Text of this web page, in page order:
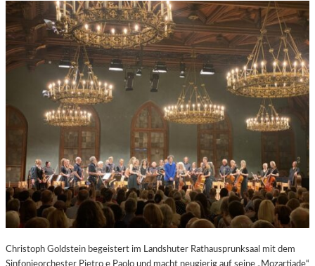
Christoph Goldstein begeistert im Landshuter Rathausprunksaal mit dem
Sinfonieorchester Pietro e Paolo und macht neugierig auf seine „Mozartiade“